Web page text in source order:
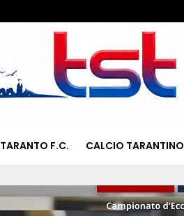
TARANTO F.C. CALCIO TARANTINO